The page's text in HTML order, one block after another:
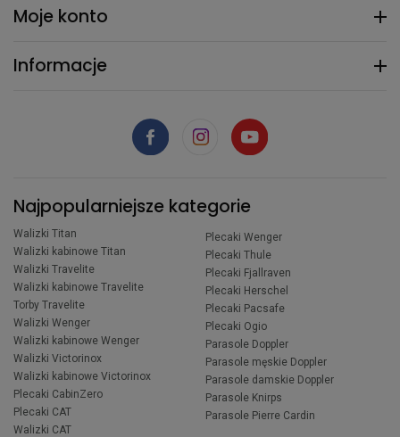
Moje konto
Informacje
Najpopularniejsze kategorie
Walizki Titan
Walizki kabinowe Titan
Walizki Travelite
Walizki kabinowe Travelite
Torby Travelite
Walizki Wenger
Walizki kabinowe Wenger
Walizki Victorinox
Walizki kabinowe Victorinox
Plecaki CabinZero
Plecaki CAT
Walizki CAT
Plecaki Wenger
Plecaki Thule
Plecaki Fjallraven
Plecaki Herschel
Plecaki Pacsafe
Plecaki Ogio
Parasole Doppler
Parasole męskie Doppler
Parasole damskie Doppler
Parasole Knirps
Parasole Pierre Cardin